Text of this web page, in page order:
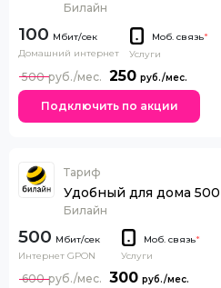
Билайн
100
Домашний интернет
Моб. связь*
Услуги
250
500
Подключить по акции
Тариф
Удобный для дома
Билайн
500
Интернет GPON
Моб. связь*
Услуги
300
600